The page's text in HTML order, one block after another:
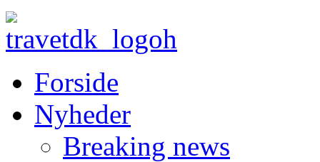
Forside
Nyheder
Breaking news